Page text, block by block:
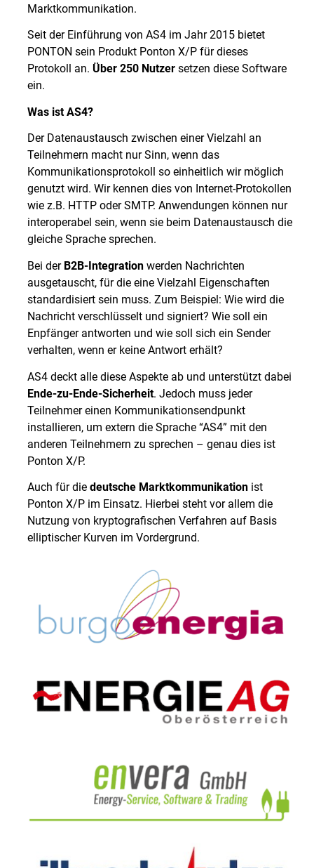
Marktkommunikation.
Seit der Einführung von AS4 im Jahr 2015 bietet
PONTON sein Produkt Ponton X/P für dieses
Protokoll an. Über 250 Nutzer setzen diese Software
ein.
Was ist AS4?
Der Datenaustausch zwischen einer Vielzahl an
Teilnehmern macht nur Sinn, wenn das
Kommunikationsprotokoll so einheitlich wir möglich
genutzt wird. Wir kennen dies von Internet-Protokollen
wie z.B. HTTP oder SMTP. Anwendungen können nur
interoperabel sein, wenn sie beim Datenaustausch die
gleiche Sprache sprechen.
Bei der B2B-Integrationwerden Nachrichten
ausgetauscht, für die eine Vielzahl Eigenschaften
standardisiert sein muss. Zum Beispiel: Wie wird die
Nachricht verschlüsselt und signiert? Wie soll ein
Enpfänger antworten und wie soll sich ein Sender
verhalten, wenn er keine Antwort erhält?
AS4 deckt alle diese Aspekte ab und unterstützt dabei
Ende-zu-Ende-Sicherheit. Jedoch muss jeder
Teilnehmer einen Kommunikationsendpunkt
installieren, um extern die Sprache “AS4” mit den
anderen Teilnehmern zu sprechen – genau dies ist
Ponton X/P.
Auch für die deutsche Marktkommunikationist
Ponton X/P im Einsatz. Hierbei steht vor allem die
Nutzung von kryptografischen Verfahren auf Basis
elliptischer Kurven im Vordergrund.